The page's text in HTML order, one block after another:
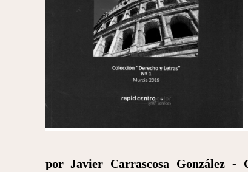
por Javier Carrascosa González -